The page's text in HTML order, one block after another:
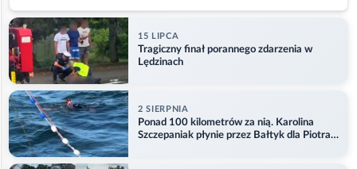
15 LIPCA
Tragiczny finał porannego zdarzenia w
Lędzinach
2 SIERPNIA
Ponad 100 kilometrów za nią. Karolina
Szczepaniak płynie przez Bałtyk dla Piotra.